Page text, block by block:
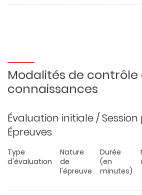
Modalités de contrôle
connaissances
Évaluation initiale /
Épreuves
Type
d'évaluation
Nature
de
l'épreuve
Durée
(en
minutes)